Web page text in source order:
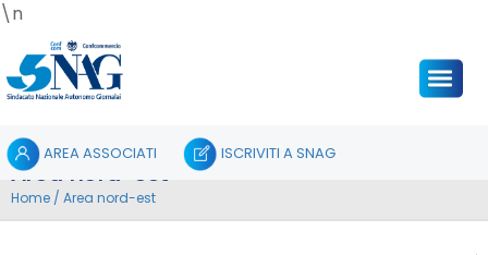
\n
AREA ASSOCIATI ISCRIVITI A SNAG
Area nord-est
Home / Area nord-est